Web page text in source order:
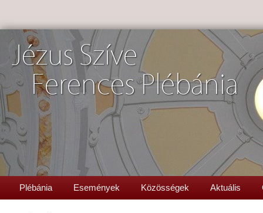
Jézus Szíve
Ferences Plébánia
Plébánia Események Közösségek Aktuális